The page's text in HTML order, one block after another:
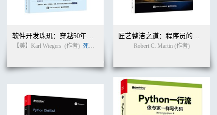
断言语句 ...............................................................................63
异常处理语句 ........................................................................64
异常层级结构 ........................................................................65
检查型 / 非检查型异常和错误...............................................66
异常处理的关键字 ................................................................69
异常处理的过程 ....................................................................74
定义自己的异常类 ................................................................74
打印异常信息 ........................................................................75
第 8 章 Java 修饰符 .............................................. 77
访问修饰符............................................................................78
【美】Karl Wiegers (作者) 死月 Robert C. Martin (作者)